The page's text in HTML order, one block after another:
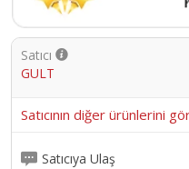
Satıcı
GULT
Satıcının diğer ürünlerini
Satıcıya Ulaş